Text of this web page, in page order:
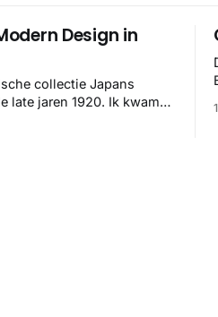
Design in
collectie Japans
late jaren 1920. Ik kwam
Archive heeft het